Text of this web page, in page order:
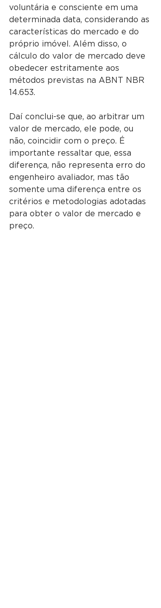
voluntária e consciente em uma
determinada data, considerando as
características do mercado e do
próprio imóvel. Além disso, o
cálculo do valor de mercado deve
obedecer estritamente aos
métodos previstas na ABNT NBR
14.653.
Daí conclui-se que, ao arbitrar um
valor de mercado, ele pode, ou
não, coincidir com o preço. É
importante ressaltar que, essa
diferença, não representa erro do
engenheiro avaliador, mas tão
somente uma diferença entre os
critérios e metodologias adotadas
para obter o valor de mercado e
preço.